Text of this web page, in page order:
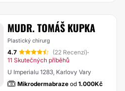
MUDR. TOMÁŠ KUPKA
Plastický chirurg
4.7 (22 Recenzí)·
11 Skutečných příběhů
U Imperialu 1283, Karlovy Vary
Mikrodermabraze od 1.000Kč